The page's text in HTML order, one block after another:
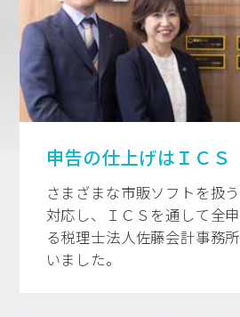
申告の仕上げはＩＣＳ
さまざまな市販ソフトを扱
対応し、ＩＣＳを通して全
る税理士法人佐藤会計事務
いました。